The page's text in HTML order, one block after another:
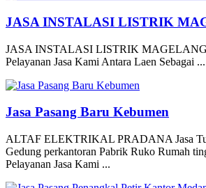
JASA INSTALASI LISTRIK
JASA INSTALASI LISTRIK MAGELANG
Pelayanan Jasa Kami Antara Laen Sebagai ...
Jasa Pasang Baru Kebumen
ALTAF ELEKTRIKAL PRADANA Jasa
Gedung perkantoran Pabrik Ruko Rumah
Pelayanan Jasa Kami ...